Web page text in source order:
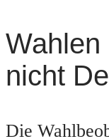
Wahlen
nicht
Die